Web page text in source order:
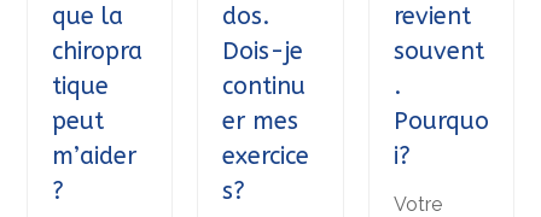
que la
chiropra
tique
peut
m’aider
?
dos.
Dois-je
continu
er mes
exercice
s?
revient
souvent
.
Pourquo
i?
Votre